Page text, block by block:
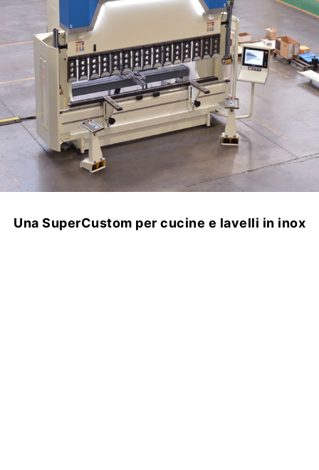
per cucine e lavelli in inox X-Press